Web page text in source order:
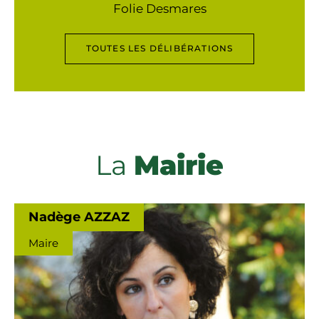
Folie Desmares
TOUTES LES DÉLIBÉRATIONS
La Mairie
Nadège AZZAZ
Maire